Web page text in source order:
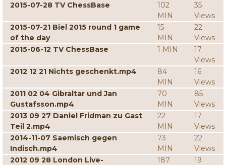
2015-07-28 TV ChessBase
102
MIN
35
Views
2015-07-21 Biel 2015 round 1 game
of the day
15
MIN
22
Views
2015-06-12 TV ChessBase
1 MIN
17
Views
2012 12 21 Nichts geschenkt.mp4
84
MIN
16
Views
2011 02 04 Gibraltar und Jan
Gustafsson.mp4
70
MIN
85
Views
2013 09 27 Daniel Fridman zu Gast
Teil 2.mp4
22
MIN
17
Views
2014-11-07 Saemisch gegen
Indisch.mp4
73
MIN
22
Views
2012 09 28 London Live-
187
19